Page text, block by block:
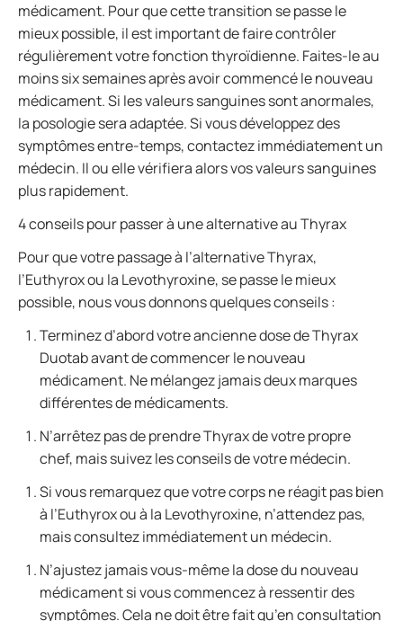
médicament. Pour que cette transition se passe le
mieux possible, il est important de faire contrôler
régulièrement votre fonction thyroïdienne. Faites-le au
moins six semaines après avoir commencé le nouveau
médicament. Si les valeurs sanguines sont anormales,
la posologie sera adaptée. Si vous développez des
symptômes entre-temps, contactez immédiatement un
médecin. Il ou elle vérifiera alors vos valeurs sanguines
plus rapidement.
4 conseils pour passer à une alternative au Thyrax
Pour que votre passage à l’alternative Thyrax,
l’Euthyrox ou la Levothyroxine, se passe le mieux
possible, nous vous donnons quelques conseils :
Terminez d’abord votre ancienne dose de Thyrax
Duotab avant de commencer le nouveau
médicament. Ne mélangez jamais deux marques
différentes de médicaments.
N’arrêtez pas de prendre Thyrax de votre propre
chef, mais suivez les conseils de votre médecin.
Si vous remarquez que votre corps ne réagit pas bien
à l’Euthyrox ou à la Levothyroxine, n’attendez pas,
mais consultez immédiatement un médecin.
N’ajustez jamais vous-même la dose du nouveau
médicament si vous commencez à ressentir des
symptômes. Cela ne doit être fait qu’en consultation